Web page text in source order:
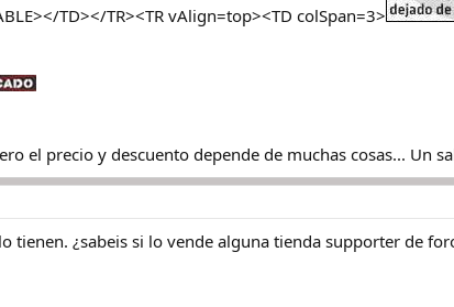
TD></TR><TR vAlign=top><TD colSpan=3>
el precio y descuento depende de muchas cosas... Un
tienen. ¿sabeis si lo vende alguna tienda supporter de